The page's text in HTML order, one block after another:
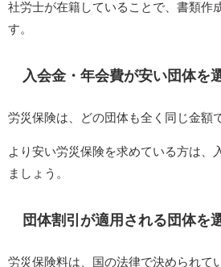
社労士が在籍していることで、書類作
す。
入会金・年会費が安い団体を
労災保険は、どの団体も全く同じ金額
より安い労災保険を求めている方は、
ましょう。
団体割引が適用される団体を
労災保険料は、国の法律で決められて